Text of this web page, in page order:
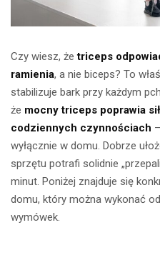
Czy wiesz, żetriceps
ramienia, a nie biceps? To
stabilizuje bark przy każdym
że mocny triceps poprawia
codziennych czynnościach
wyłącznie w domu. Dobrze
sprzętu potrafi solidnie
minut. Poniżej znajduje się
domu, który można wykonać
wymówek.